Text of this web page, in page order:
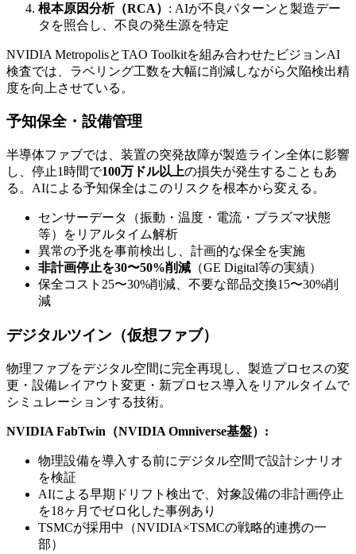
根本原因分析（RCA） : AIが不良パターンと製造デー
タを照合し、不良の発生源を特定
NVIDIA MetropolisとTAO Toolkitを組み合わせたビジョンAI
検査では、ラベリング工数を大幅に削減しながら欠陥検出精
度を向上させている。
予知保全・設備管理
半導体ファブでは、装置の突発故障が製造ライン全体に影響
し、停止1時間で100万ドル以上の損失が発生することもあ
る。AIによる予知保全はこのリスクを根本から変える。
センサーデータ（振動・温度・電流・プラズマ状態
等）をリアルタイム解析
異常の予兆を事前検出し、計画的な保全を実施
非計画停止を30〜50%削減 （GE Digital等の実績）
保全コスト25〜30%削減、不要な部品交換15〜30%削
減
デジタルツイン（仮想ファブ）
物理ファブをデジタル空間に完全再現し、製造プロセスの変
更・設備レイアウト変更・新プロセス導入をリアルタイムで
シミュレーションする技術。
NVIDIA FabTwin（NVIDIA Omniverse基盤）:
物理設備を導入する前にデジタル空間で設計シナリオ
を検証
AIによる早期ドリフト検出で、対象設備の非計画停止
を18ヶ月でゼロ化した事例あり
TSMCが採用中（NVIDIA×TSMCの戦略的連携の一
部）